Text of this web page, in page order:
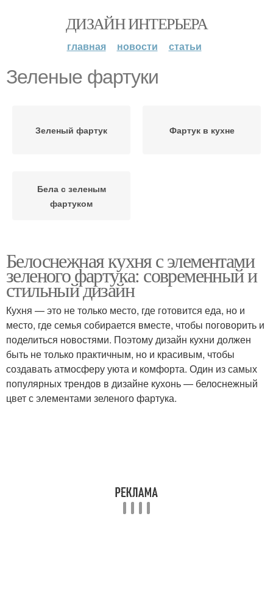
ДИЗАЙН ИНТЕРЬЕРА
главная новости статьи
Зеленые фартуки
Зеленый фартук Фартук в кухне
Бела с зеленым
фартуком
Белоснежная кухня с элементами
зеленого фартука: современный и
стильный дизайн
Кухня — это не только место, где готовится еда, но и
место, где семья собирается вместе, чтобы поговорить и
поделиться новостями. Поэтому дизайн кухни должен
быть не только практичным, но и красивым, чтобы
создавать атмосферу уюта и комфорта. Один из самых
популярных трендов в дизайне кухонь — белоснежный
цвет с элементами зеленого фартука.